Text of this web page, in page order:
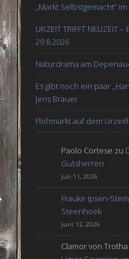
„Markt Selbstgemacht“
URZEIT TRIFFT NEUZEIT –
29.8.2026
Naturdrama am
Es gibt noch ein paar
Jens Brauer
Flohmarkt auf dem
Paolo Cortese zu
Gutsherren
Juli 11, 2026
Frauke Ipsen-
Steenhoek
Juni 12, 2026
Clamor von Trotha